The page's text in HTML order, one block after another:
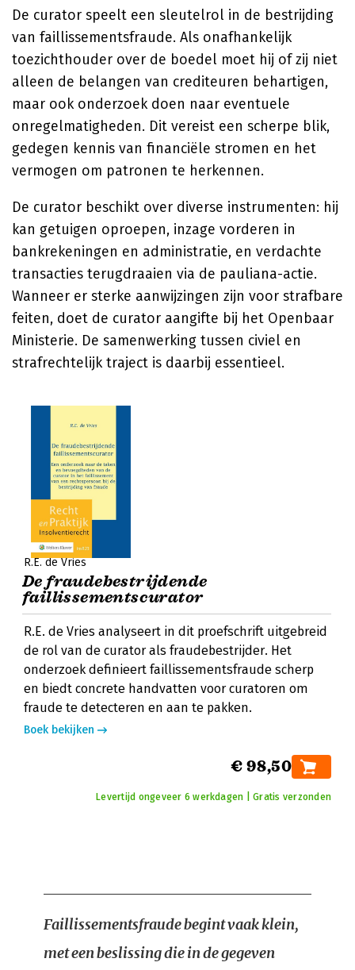
De curator speelt een sleutelrol in de bestrijding
van faillissementsfraude. Als onafhankelijk
toezichthouder over de boedel moet hij of zij niet
alleen de belangen van crediteuren behartigen,
maar ook onderzoek doen naar eventuele
onregelmatigheden. Dit vereist een scherpe blik,
gedegen kennis van financiële stromen en het
vermogen om patronen te herkennen.
De curator beschikt over diverse instrumenten: hij
kan getuigen oproepen, inzage vorderen in
bankrekeningen en administratie, en verdachte
transacties terugdraaien via de pauliana-actie.
Wanneer er sterke aanwijzingen zijn voor strafbare
feiten, doet de curator aangifte bij het Openbaar
Ministerie. De samenwerking tussen civiel en
strafrechtelijk traject is daarbij essentieel.
R.E. de Vries
De fraudebestrijdende
faillissementscurator
R.E. de Vries analyseert in dit proefschrift uitgebreid
de rol van de curator als fraudebestrijder. Het
onderzoek definieert faillissementsfraude scherp
en biedt concrete handvatten voor curatoren om
fraude te detecteren en aan te pakken.
Boek bekijken
€ 98,50
Levertijd ongeveer 6 werkdagen | Gratis verzonden
Faillissementsfraude begint vaak klein,
met een beslissing die in de gegeven